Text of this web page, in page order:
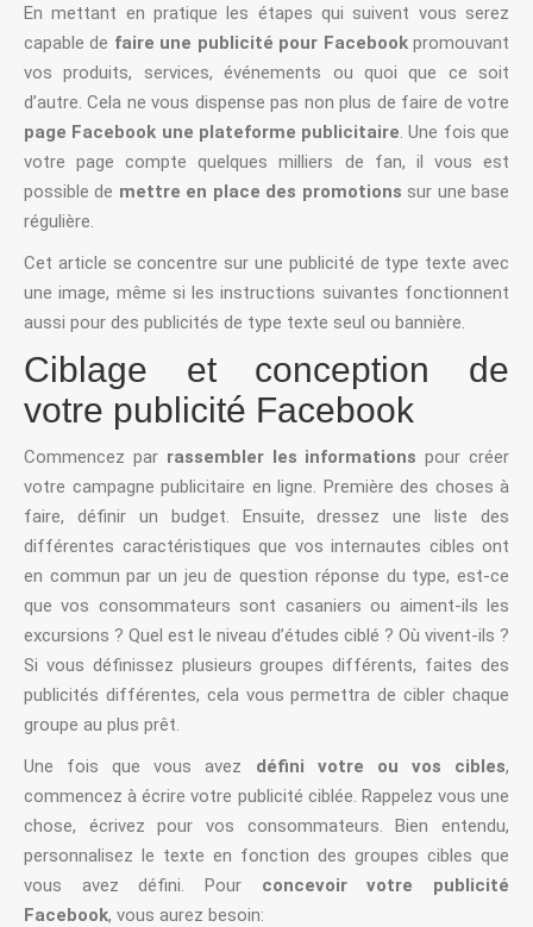
En mettant en pratique les étapes qui suivent vous serez
capable de faire une publicité pour Facebookpromouvant
vos produits, services, événements ou quoi que ce soit
d’autre. Cela ne vous dispense pas non plus de faire de votre
page Facebook une plateforme publicitaire. Une fois que
votre page compte quelques milliers de fan, il vous est
possible de mettre en place des promotionssur une base
régulière.
Cet article se concentre sur une publicité de type texte avec
une image, même si les instructions suivantes fonctionnent
aussi pour des publicités de type texte seul ou bannière.
Ciblage et conception de
votre publicité Facebook
Commencez par rassembler les informationspour créer
votre campagne publicitaire en ligne. Première des choses à
faire, définir un budget. Ensuite, dressez une liste des
différentes caractéristiques que vos internautes cibles ont
en commun par un jeu de question réponse du type, est-ce
que vos consommateurs sont casaniers ou aiment-ils les
excursions ? Quel est le niveau d’études ciblé ? Où vivent-ils ?
Si vous définissez plusieurs groupes différents, faites des
publicités différentes, cela vous permettra de cibler chaque
groupe au plus prêt.
Une fois que vous avez défini votre ou vos cibles,
commencez à écrire votre publicité ciblée. Rappelez vous une
chose, écrivez pour vos consommateurs. Bien entendu,
personnalisez le texte en fonction des groupes cibles que
vous avez défini. Pour concevoir votre publicité
Facebook, vous aurez besoin: